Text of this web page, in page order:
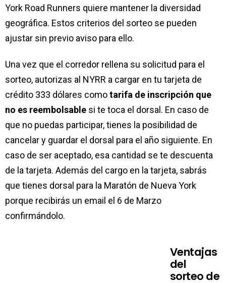
York Road Runners quiere mantener la diversidad
geográfica. Estos criterios del sorteo se pueden
ajustar sin previo aviso para ello.
Una vez que el corredor rellena su solicitud para el
sorteo, autorizas al NYRR a cargar en tu tarjeta de
crédito 333 dólares comotarifa de inscripción que
no es reembolsable si te toca el dorsal. En caso de
que no puedas participar, tienes la posibilidad de
cancelar y guardar el dorsal para el año siguiente. En
caso de ser aceptado, esa cantidad se te descuenta
de la tarjeta. Además del cargo en la tarjeta, sabrás
que tienes dorsal para la Maratón de Nueva York
porque recibirás un email el 6 de Marzo
confirmándolo.
Ventajas
del
sorteo de